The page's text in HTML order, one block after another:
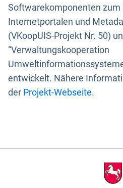
Softwarekomponenten zum
Internetportalen und
(VKoopUIS-Projekt Nr. 50)
“Verwaltungskooperation
entwickelt. Nähere
der Projekt-Webseite.